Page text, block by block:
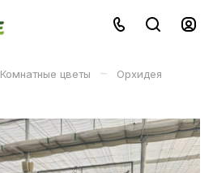
Комнатные цветы – Орхидея